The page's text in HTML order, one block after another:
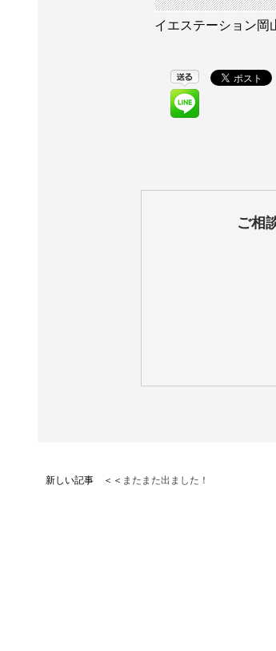
イエステーション
ご相
新しい記事 ＜＜ またまた出ました！